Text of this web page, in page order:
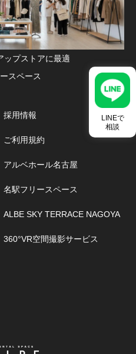
LINEで
相談
ップストアに最適
スペース
採用情報
ご利用規約
アルベホール名古屋
名駅フリースペース
ALBE SKY TERRACE NAGOYA
360°VR空間撮影サービス